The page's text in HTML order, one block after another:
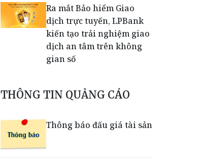
Ra mắt Bảo hiểm Giao
dịch trực tuyến, LPBank
kiến tạo trải nghiệm giao
dịch an tâm trên không
gian số
Dấu mốc khẳng định năng
lực vận hành và thích ứng
THÔNG TIN QUẢNG CÁO
Thông báo đấu giá tài sản